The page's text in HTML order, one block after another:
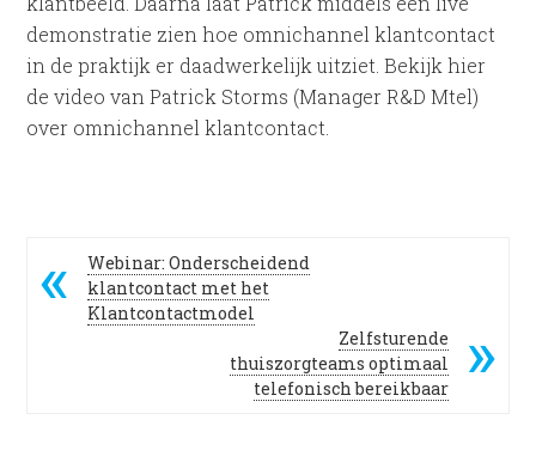
demonstratie zien hoe omnichannel klantcontact
in de praktijk er daadwerkelijk uitziet. Bekijk hier
de video van Patrick Storms (Manager R&D Mtel)
over omnichannel klantcontact.
Webinar: Onderscheidend
klantcontact met het
Klantcontactmodel
Zelfsturende
thuiszorgteams optimaal
telefonisch bereikbaar